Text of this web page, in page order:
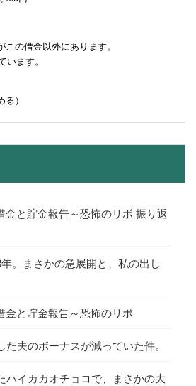
の借金以外にあります。
います。
る）
と貯金報告～恐怖のリボ 振り返
。まさかの急展開と、私の出し
と貯金報告～恐怖のリボ
た夫のボーナスが減っていた件。
ハイカカオチョコで、まさかの大